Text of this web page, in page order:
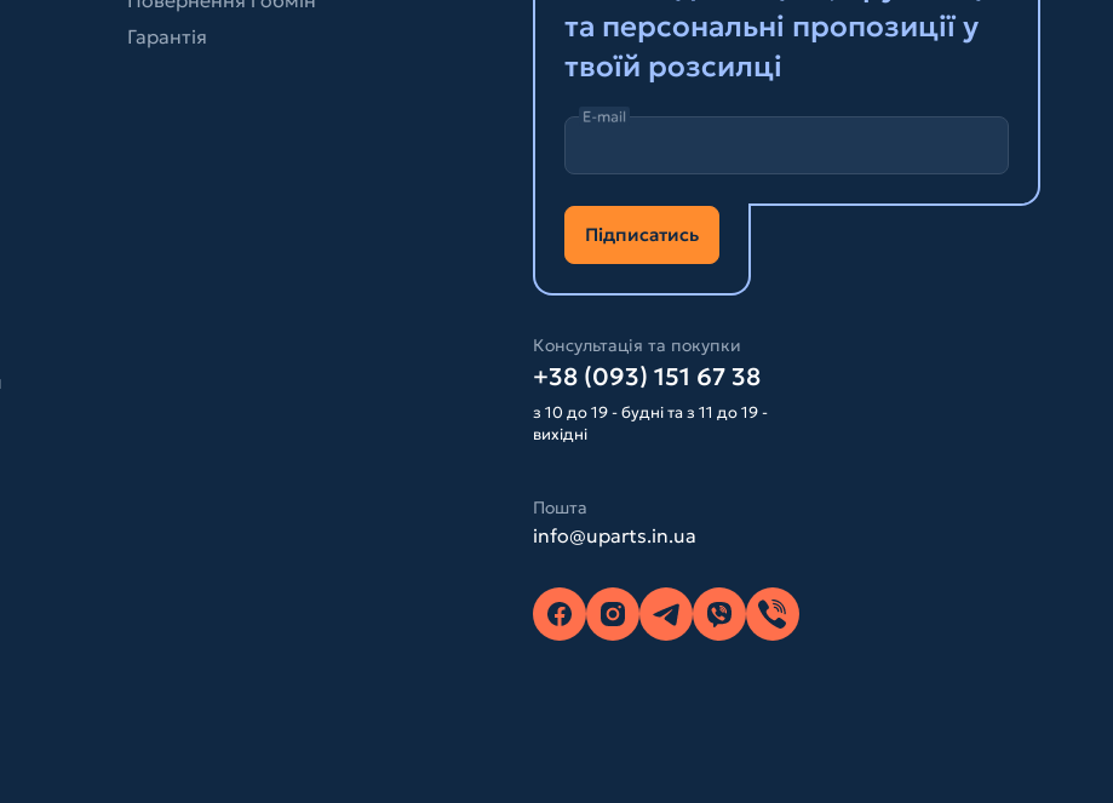
Гарантія
та персональні пропозиції у
твоїй розсилці
E-mail
Підписатись
Консультація та покупки
+38 (093) 151 67 38
з 10 до 19 - будні та з 11 до 19 -
вихідні
Пошта
info@uparts.in.ua